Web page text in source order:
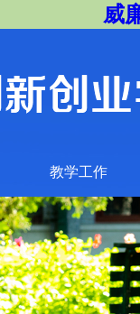
威
教学工作